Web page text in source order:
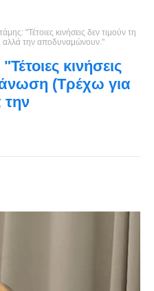
"Τέτοιες κινήσεις δεν τιμούν τη
αλλά την αποδυναμώνουν."
κινήσεις
(Τρέχω για
την